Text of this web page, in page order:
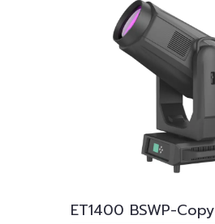
ET1400 BSWP-Copy